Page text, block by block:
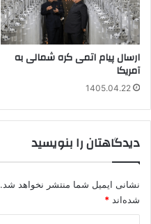
ارسال پیام اتمی کره شمالی به
آمریکا
1405.04.22
دیدگاهتان را بنویسید
نشانی ایمیل شما منتشر نخواهد شد.
شده‌اند *